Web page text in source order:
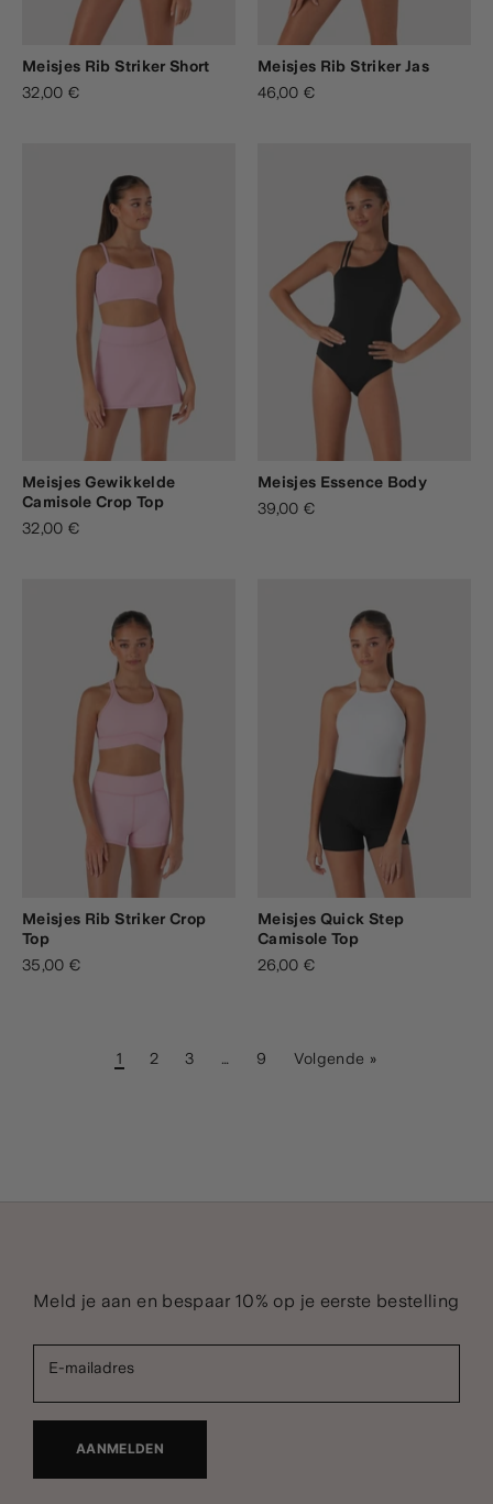
Meisjes Rib Striker Short
32,00 €
Meisjes Rib Striker Jas
46,00 €
Meisjes Gewikkelde
Camisole Crop Top
32,00 €
Meisjes Essence Body
39,00 €
Meisjes Rib Striker Crop
Top
35,00 €
Meisjes Quick Step
Camisole Top
26,00 €
1 2 3 … 9 Volgende »
Meld je aan en bespaar 10% op je eerste bestelling
E-mailadres
AANMELDEN